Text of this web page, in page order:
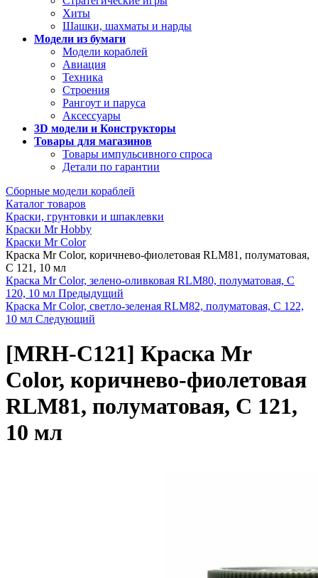
Хиты
Шашки, шахматы и нарды
Модели из бумаги
Модели кораблей
Авиация
Техника
Строения
Рангоут и паруса
Аксессуары
3D модели и Конструкторы
Товары для магазинов
Товары импульсивного спроса
Детали по гарантии
Сборные модели кораблей
Каталог товаров
Краски, грунтовки и шпаклевки
Краски Mr Hobby
Краски Mr Color
Краска Mr Color, коричнево-фиолетовая RLM81, полуматовая,
C 121, 10 мл
Краска Mr Color, зелено-оливковая RLM80, полуматовая, C
120, 10 мл Предыдущий
Краска Mr Color, светло-зеленая RLM82, полуматовая, C 122,
10 мл Следующий
[MRH-C121] Краска Mr
Color, коричнево-фиолетовая
RLM81, полуматовая, C 121,
10 мл